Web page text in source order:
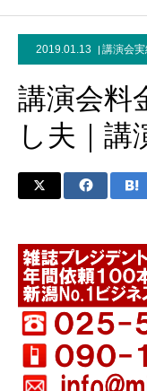
2019.01.13 講演会
講演会料
し夫｜講